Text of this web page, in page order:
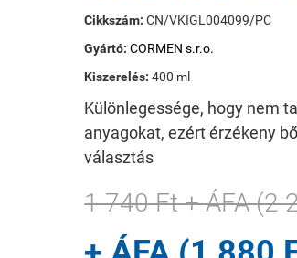
Cikkszám: CN/VKIGL004099/PC
Gyártó:CORMEN s.r.o.
Kiszerelés: 400 ml
Különlegessége, hogy nem
anyagokat, ezért érzékeny
választás
1 740 Ft + ÁFA (2